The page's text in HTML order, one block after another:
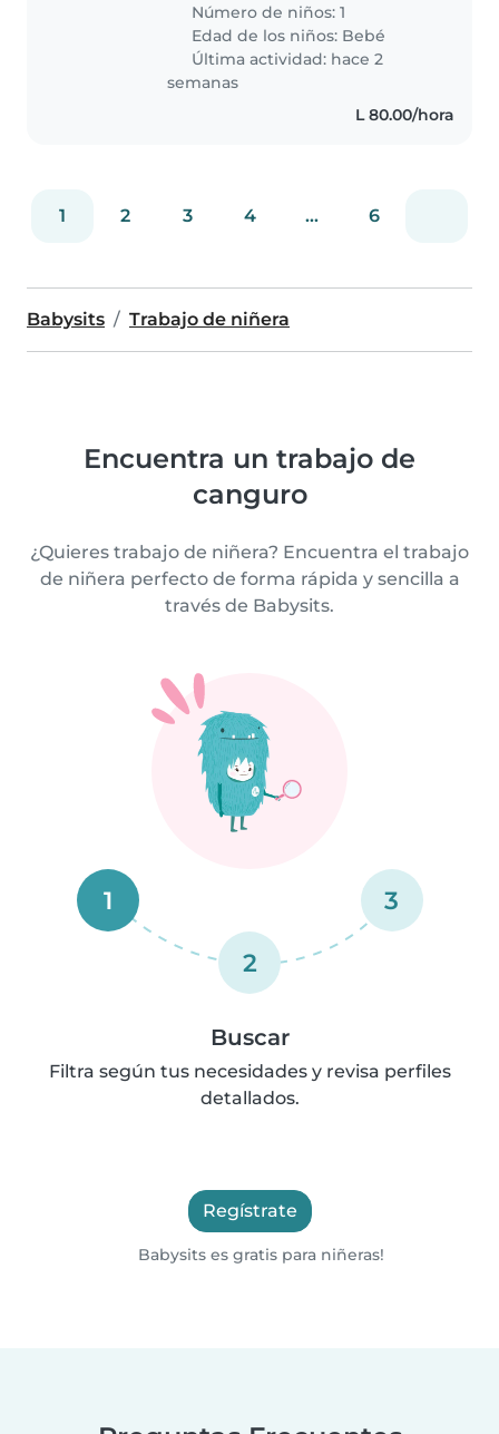
Número de niños: 1
Edad de los niños: Bebé
Última actividad: hace 2
semanas
L 80.00/hora
1 2 3 4 ... 6
Babysits Trabajo de niñera
Encuentra un trabajo de
canguro
¿Quieres trabajo de niñera? Encuentra el trabajo
de niñera perfecto de forma rápida y sencilla a
través de Babysits.
1
2
3
Buscar
Filtra según tus necesidades y revisa perfiles
detallados.
Regístrate
Babysits es gratis para niñeras!